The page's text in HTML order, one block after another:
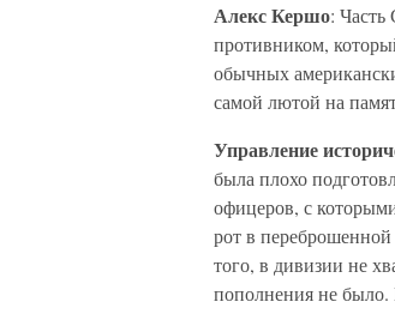
Алекс Кершо:
противником,
обычных
самой лютой на
Управление
была плохо
офицеров, с
рот в
того, в дивизии не
пополнения не было.